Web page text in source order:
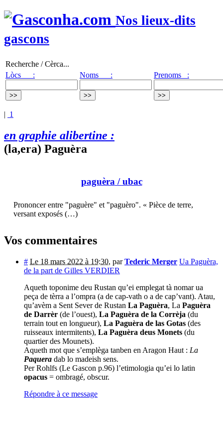
Nos lieux-dits
gascons
Recherche / Cèrca...
Lòcs :
Noms : Prenoms :
| 1
en graphie alibertine :
(la,era) Paguèra
paguèra/ ubac
Prononcer entre "paguère" et "paguèro". « Pièce de terre,
versant exposés (…)
Vos commentaires
# Le 18 mars 2022 à 19:30, parTederic Merger Ua Paguèra,
de la part de Gilles VERDIER
Aqueth toponime deu Rustan qu’ei emplegat tà nomar ua
peça de tèrra a l’ompra (a de cap-vath o a de cap’vant). Atau,
qu’avèm a Sent Sever de Rustan La Paguèra, La Paguèra
de Darrèr (de l’ouest), La Paguèra de la Corrèja (du
terrain tout en longueur), La Paguèra de las Gotas (des
ruisseaux intermitents), La Paguèra deus Monets (du
quartier des Mounets).
Aqueth mot que s’emplèga tanben en Aragon Haut : La
Paquera dab lo madeish sens.
Per Rohlfs (Le Gascon p.96) l’etimologia qu’ei lo latin
opacus = ombragé, obscur.
Répondre à ce message